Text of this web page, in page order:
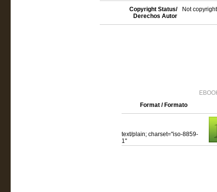
Copyright Status/
Derechos Autor
Not
Format / Formato
text/plain; charset="iso-8859-
1"